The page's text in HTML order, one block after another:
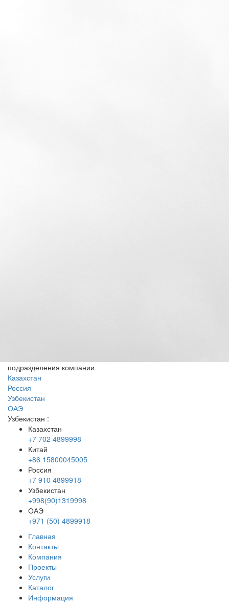
подразделения компании
Казахстан
Россия
Узбекистан
ОАЭ
Узбекистан :
Казахстан
+7 702 4899998
Китай
+86 15800045005
Россия
+7 910 4899918
Узбекистан
+998(90)1319998
ОАЭ
+971 (50) 4899918
Главная
Контакты
Компания
Проекты
Услуги
Каталог
Информация